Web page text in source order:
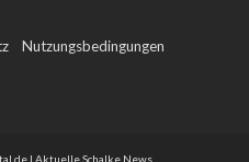
Nutzungsbedingungen
| Aktuelle Schalke News